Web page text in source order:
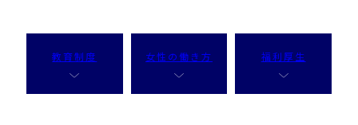
教育制度 女性の働き方 福利厚生